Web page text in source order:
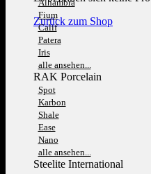
Zurück zum Shop
Alhambra
Fium
Calif
Patera
Iris
alle ansehen...
RAK Porcelain
Spot
Karbon
Shale
Ease
Nano
alle ansehen...
Steelite International